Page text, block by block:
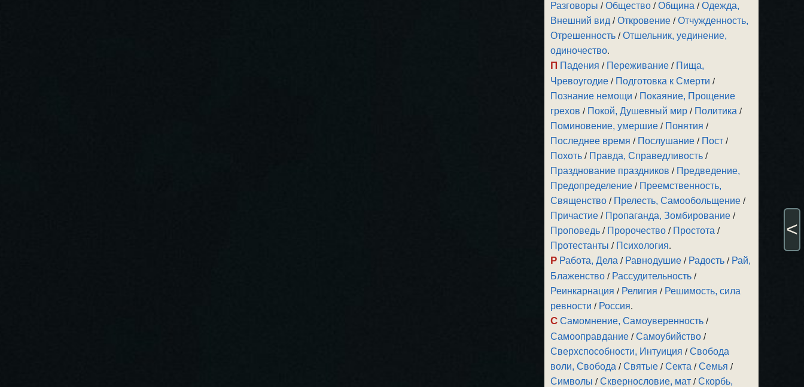
Разговоры /Общество /Община /Одежда,
Внешний вид /Откровение /Отчужденность,
Отрешенность /Отшельник, уединение,
одиночество.
П Падения / Переживание / Пища,
Чревоугодие / Подготовка к Смерти /
Познание немощи / Покаяние, Прощение
грехов / Покой, Душевный мир / Политика /
Поминовение, умершие / Понятия /
Последнее время / Послушание / Пост /
Похоть / Правда, Справедливость /
Празднование праздников / Предведение,
Предопределение / Преемственность,
Священство / Прелесть, Самообольщение /
Причастие / Пропаганда, Зомбирование /
Проповедь / Пророчество / Простота /
Протестанты / Психология.
Р Работа, Дела / Равнодушие / Радость / Рай,
Блаженство / Рассудительность /
Реинкарнация / Религия / Решимость, сила
ревности / Россия.
С Самомнение, Самоуверенность /
Самооправдание /Самоубийство /
Сверхспособности, Интуиция /Свобода
воли, Свобода /Святые /Секта /Семья /
Символы /Сквернословие, мат /Скорбь,
<